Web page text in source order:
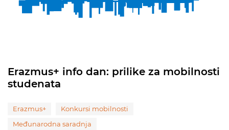
Erazmus+ info dan: prilike za mobilnosti
studenata
Erazmus+
Konkursi mobilnosti
Međunarodna saradnja